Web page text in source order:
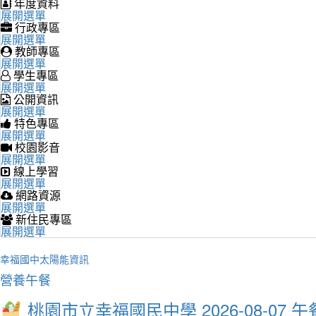
展開選單
行政專區
展開選單
教師專區
展開選單
學生專區
展開選單
公開資訊
展開選單
特色專區
展開選單
校園影音
展開選單
線上學習
展開選單
網路資源
展開選單
新住民專區
展開選單
幸福國中太陽能資訊
營養午餐
桃園市立幸福國民中學 2026-08-07 午